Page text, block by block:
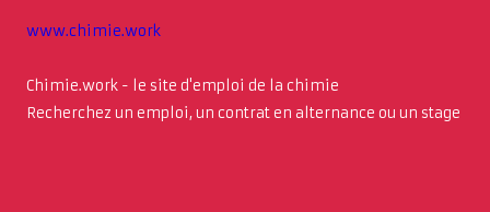
www.chimie.work
Chimie.work - le site d'emploi de la chimie
Recherchez un emploi, un contrat en alternance ou un stage